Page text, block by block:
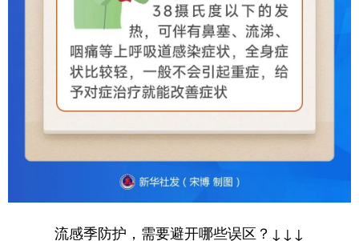
流感季防护，需要避开哪些误区？↓↓↓